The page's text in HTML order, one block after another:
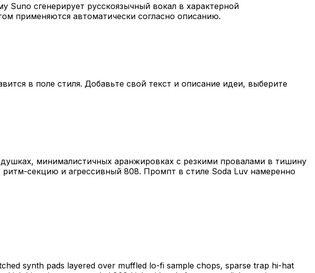
Suno сгенерирует русскоязычный вокал в характерной
применяются автоматически согласно описанию.
в поле стиля. Добавьте свой текст и описание идеи, выберите
минималистичных аранжировках с резкими провалами в тишину
секцию и агрессивный 808. Промпт в стиле Soda Luv намеренно
synth pads layered over muffled lo-fi sample chops, sparse trap hi-hat